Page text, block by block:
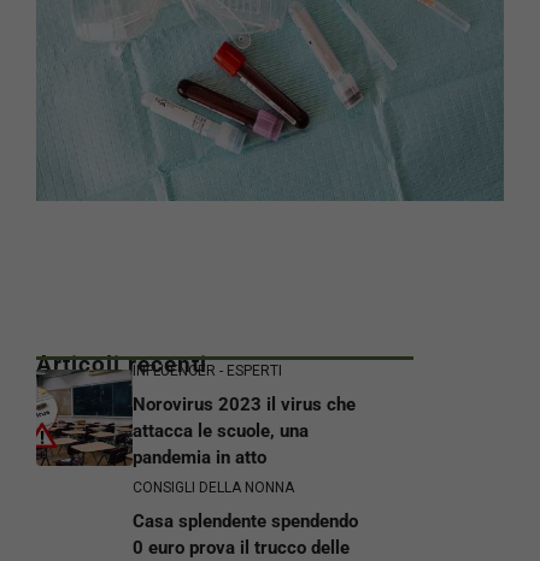
Articoli recentiINFLUENCER - ESPERTI
Norovirus 2023 il virus che
attacca le scuole, una
pandemia in atto
CONSIGLI DELLA NONNA
Casa splendente spendendo
0 euro prova il trucco delle